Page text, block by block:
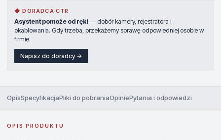
◆ DORADCA CTR
Asystent pomoże od ręki — dobór kamery, rejestratora i
okablowania. Gdy trzeba, przekażemy sprawę odpowiedniej osobie w
firmie.
Napisz do doradcy →
OpisSpecyfikacjaPliki do pobraniaOpiniePytania i odpowiedzi
OPIS PRODUKTU